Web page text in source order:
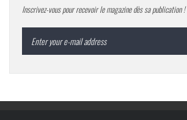
Inscrivez-vous pour recevoir le magazine dès sa publication !